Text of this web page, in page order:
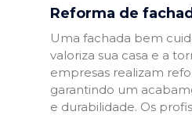
Reforma de
Uma fachada bem
valoriza sua casa e a
empresas realizam
garantindo um
e durabilidade. Os